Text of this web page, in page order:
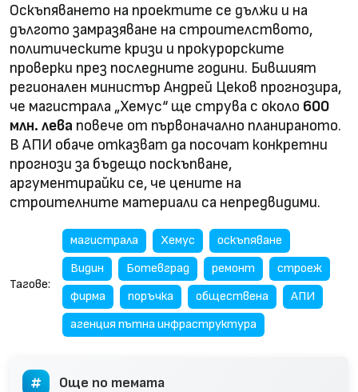
Оскъпяването на проектите се дължи и на
дългото замразяване на строителството,
политическите кризи и прокурорските
проверки през последните години. Бившият
регионален министър Андрей Цеков прогнозира,
че магистрала „Хемус“ ще струва с около 600
млн. лева повече от първоначално планираното.
В АПИ обаче отказват да посочат конкретни
прогнози за бъдещо поскъпване,
аргументирайки се, че цените на
строителните материали са непредвидими.
Тагове:
магистрала Хемус
оскъпяване
Видин
Ботевград ремонт
строеж
фирма
поръчка обществена
АПИ
агенция пътна инфраструктура
Още по темата